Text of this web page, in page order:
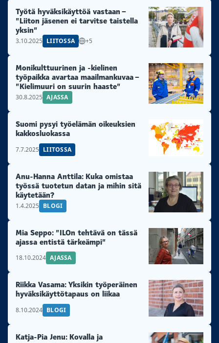
Työtä hyväksikäyttöä vastaan –
”Liiton jäsenen ei tarvitse taistella
yksin”
3.10.2025 LIITOSSA +5
Monikulttuurinen ja -kielinen
työpaikka avartaa maailmankuvaa –
”Kielimuuri on suurin haaste”
30.8.2025 AJASSA
Suomi pysyi työelämän oikeuksien
kakkosluokassa
7.7.2025 LIITOSSA
Anu-Hanna Anttila: Kuka omistaa
työssä tuotetun datan ja mihin sitä
käytetään?
1.4.2025 BLOGI
Mia Seppo: ”ILOn tehtävä on tässä
ajassa entistä tärkeämpi”
18.10.2024 AJASSA
Riikka Vasama: Yksikin työperäinen
hyväksikäyttötapaus on liikaa
8.10.2024 BLOGI
Katja-Pia Jenu: Kovalla ja